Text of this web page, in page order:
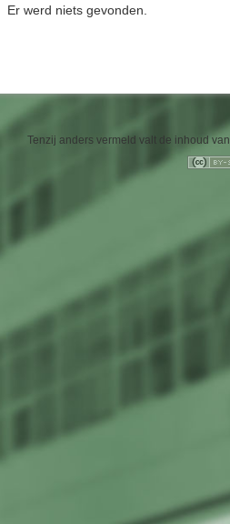
Er werd niets gevonden.
Tenzij anders vermeld valt de inhoud